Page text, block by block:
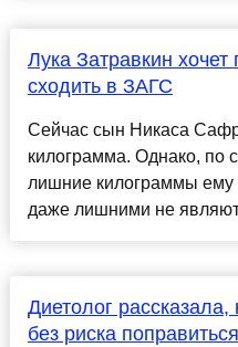
Лука Затравкин хочет
сходить в ЗАГС
Сейчас сын Никаса
килограмма. Однако, по
лишние килограммы
даже лишними не
Диетолог
без риска поправиться